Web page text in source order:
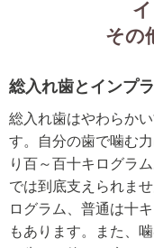
その
総入れ歯とインプ
総入れ歯はやわらか
す。自分の歯で噛む
り百～百十キログラ
では到底支えられま
ログラム、普通は十
もあります。また、